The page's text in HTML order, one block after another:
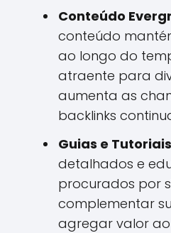
Conteúdo
conteúdo
ao longo do
atraente para
aumenta as
backlinks
Guias e
detalhados e
procurados por
complementar
agregar valor ao